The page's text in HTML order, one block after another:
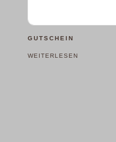
GUTSCHEIN
WEITERLESEN